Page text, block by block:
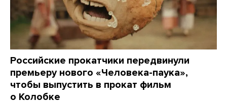
Российские прокатчики передвинули
премьеру нового «Человека-паука»,
чтобы выпустить в прокат фильм
о Колобке